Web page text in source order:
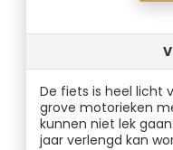
De fiets is heel licht
grove motorieken
kunnen niet lek
jaar verlengd kan